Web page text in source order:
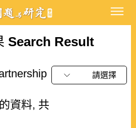
Search Result
資料, 共
請選擇